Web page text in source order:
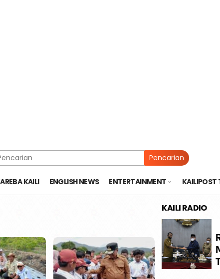
Pencarian
KAILI ENGLISH NEWS ENTERTAINMENT KAILIPOST
KAILI RADIO